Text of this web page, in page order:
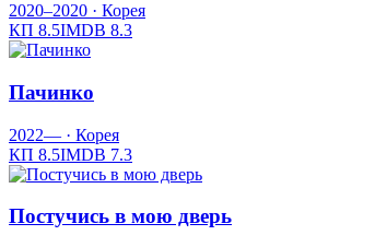
2020–2020 · Корея
КП 8.5IMDB 8.3
Пачинко
2022— · Корея
КП 8.5IMDB 7.3
Постучись в мою дверь